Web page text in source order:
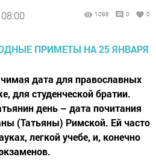
1098 0 0
дата для православных
для студенческой братии.
день – дата почитания
(Татьяны) Римской. Ей часто
легкой учебе, и, конечно